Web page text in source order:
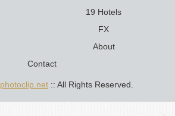
19 Hotels
FX
About
Contact
photoclip.net:: All Rights Reserved.